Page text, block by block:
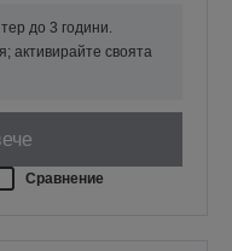
до 3 години.
активирайте своята
Сравнение